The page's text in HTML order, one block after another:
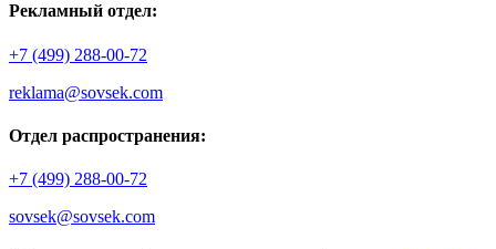
Рекламный отдел:
+7 (499) 288-00-72
reklama@sovsek.com
Отдел распространения:
+7 (499) 288-00-72
sovsek@sovsek.com